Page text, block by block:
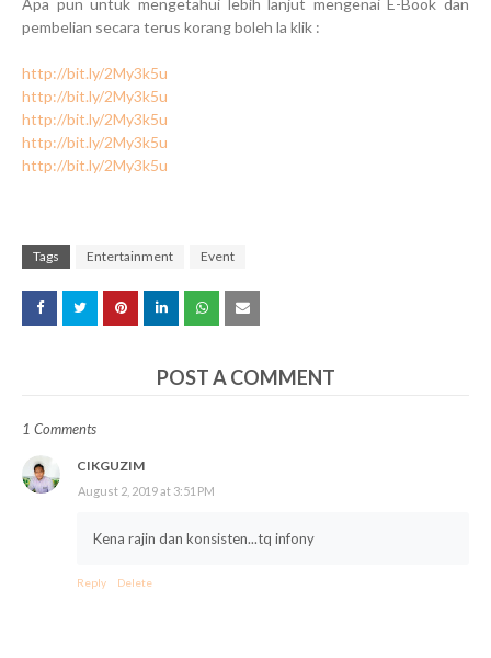
Apa pun untuk mengetahui lebih lanjut mengenai E-Book dan
pembelian secara terus korang boleh la klik :
http://bit.ly/2My3k5u
http://bit.ly/2My3k5u
http://bit.ly/2My3k5u
http://bit.ly/2My3k5u
http://bit.ly/2My3k5u
Tags Entertainment Event
POST A COMMENT
1 Comments
CIKGUZIM
August 2, 2019 at 3:51 PM
Kena rajin dan konsisten...tq infony
Reply Delete